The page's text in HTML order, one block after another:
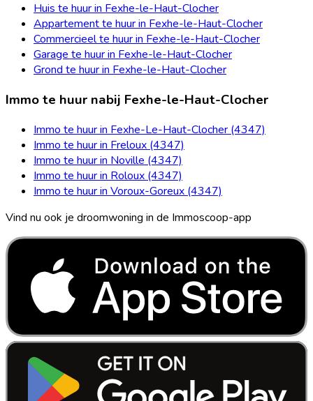
Huis te huur in Fexhe-le-Haut-Clocher
Appartement te huur in Fexhe-le-Haut-Clocher
Commercieel te huur in Fexhe-le-Haut-Clocher
Garage te huur in Fexhe-le-Haut-Clocher
Grond te huur in Fexhe-le-Haut-Clocher
Immo te huur nabij Fexhe-le-Haut-Clocher
Immo te huur in Fexhe-Le-Haut-Clocher (4347)
Immo te huur in Freloux (4347)
Immo te huur in Noville (4347)
Immo te huur in Roloux (4347)
Immo te huur in Voroux-Goreux (4347)
Vind nu ook je droomwoning in de Immoscoop-app